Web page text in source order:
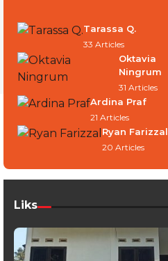
Tarassa Q.
33 Articles
Oktavia
Ningrum
31 Articles
Ardina Praf
21 Articles
Ryan Farizzal
20 Articles
Liks